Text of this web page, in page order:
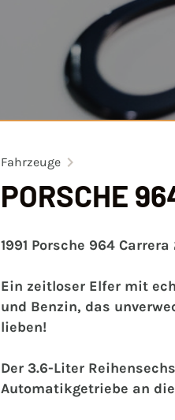
Fahrzeuge
PORSCHE
1991 Porsche 964
Ein zeitloser Elfer mit
und Benzin, das
lieben!
Der 3.6-Liter
Automatikgetriebe an